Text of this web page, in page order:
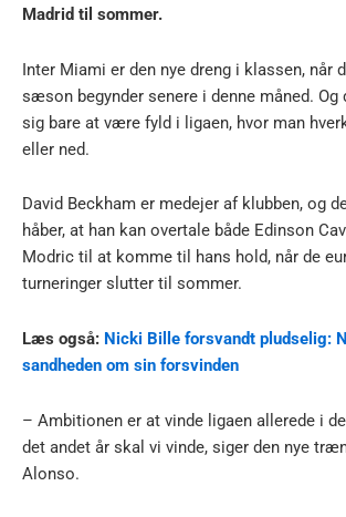
Madrid til sommer.
Inter Miami er den nye dreng i klassen, når
sæson begynder senere i denne måned.
sig bare at være fyld i ligaen, hvor man
eller ned.
David Beckham er medejer af klubben, og
håber, at han kan overtale både Edinson
Modric til at komme til hans hold, når de
turneringer slutter til sommer.
Læs også: Nicki Bille forsvandt pludselig:
sandheden om sin forsvinden
– Ambitionen er at vinde ligaen allerede i
det andet år skal vi vinde, siger den nye
Alonso.